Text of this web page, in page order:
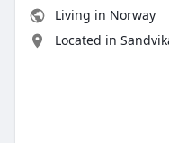
Living in Norway
Located in